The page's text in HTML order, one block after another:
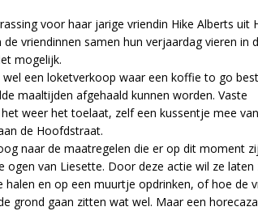
voor haar jarige vriendin Hike Alberts uit
vriendinnen samen hun verjaardag vieren in
mogelijk.
een loketverkoop waar een koffie to go
maaltijden afgehaald kunnen worden. Vaste
weer het toelaat, zelf een kussentje mee
de Hoofdstraat.
naar de maatregelen die er op dit moment
ogen van Liesette. Door deze actie wil ze laten
en op een muurtje opdrinken, of hoe de
grond gaan zitten wat wel. Maar een